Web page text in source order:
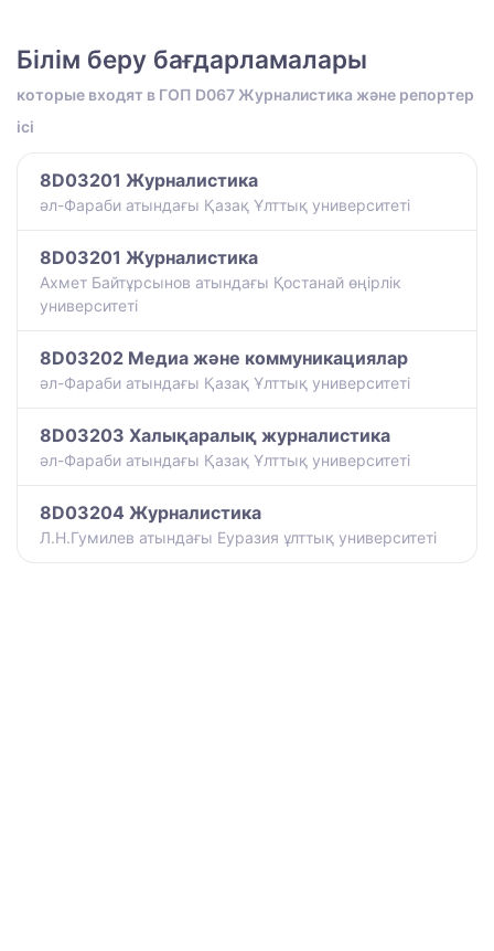
Білім беру бағдарламалары
которые входят в ГОП D067 Журналистика және репортер
ісі
8D03201 Журналистика
әл-Фараби атындағы Қазақ Ұлттық университеті
8D03201 Журналистика
Ахмет Байтұрсынов атындағы Қостанай өңірлік
университеті
8D03202 Медиа және коммуникациялар
әл-Фараби атындағы Қазақ Ұлттық университеті
8D03203 Халықаралық журналистика
әл-Фараби атындағы Қазақ Ұлттық университеті
8D03204 Журналистика
Л.Н.Гумилев атындағы Еуразия ұлттық университеті